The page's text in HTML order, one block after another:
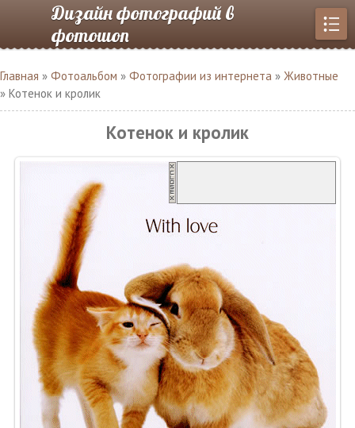
Дизайн фотографий в
фотошоп
Главная » Фотоальбом » Фотографии из интернета » Животные
» Котенок и кролик
Котенок и кролик